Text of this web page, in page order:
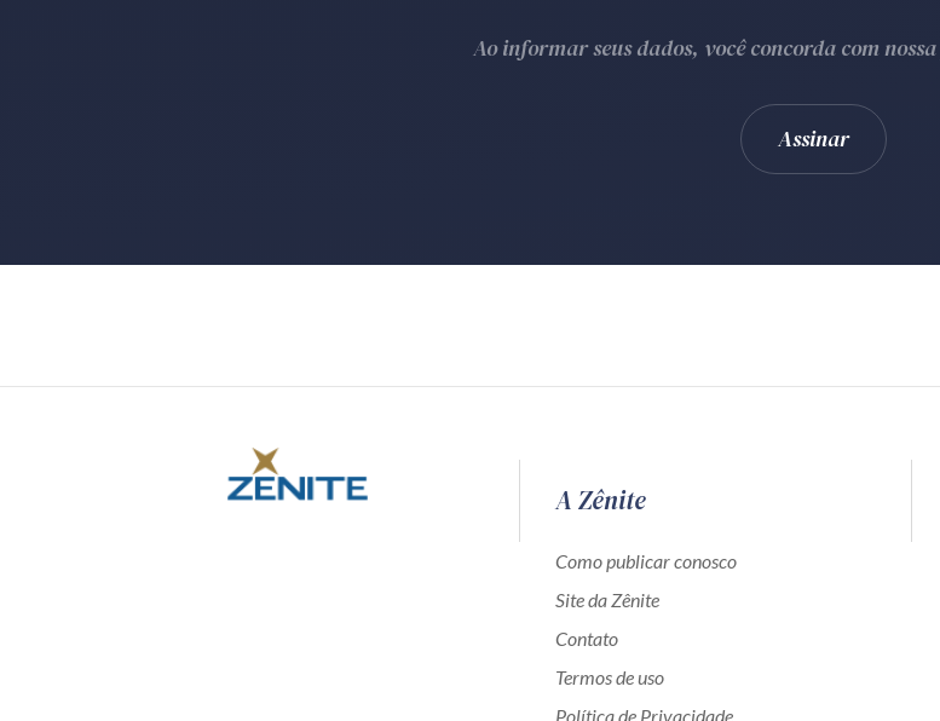
Ao informar seus dados, você concorda com nossa
A Zênite
Como publicar conosco
Site da Zênite
Contato
Termos de uso
Política de Privacidade